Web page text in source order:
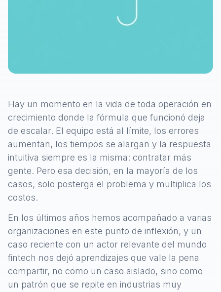
Hay un momento en la vida de toda operación en
crecimiento donde la fórmula que funcionó deja
de escalar. El equipo está al límite, los errores
aumentan, los tiempos se alargan y la respuesta
intuitiva siempre es la misma: contratar más
gente. Pero esa decisión, en la mayoría de los
casos, solo posterga el problema y multiplica los
costos.
En los últimos años hemos acompañado a varias
organizaciones en este punto de inflexión, y un
caso reciente con un actor relevante del mundo
fintech nos dejó aprendizajes que vale la pena
compartir, no como un caso aislado, sino como
un patrón que se repite en industrias muy